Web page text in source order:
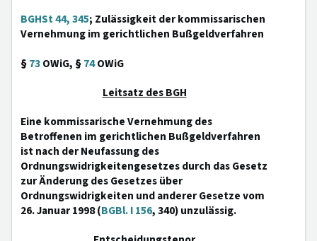
BGHSt 44, 345; Zulässigkeit der kommissarischen
Vernehmung im gerichtlichen Bußgeldverfahren
§73OWiG, §74OWiG
Leitsatz des BGH
Eine kommissarische Vernehmung des
Betroffenen im gerichtlichen Bußgeldverfahren
ist nach der Neufassung des
Ordnungswidrigkeitengesetzes durch das Gesetz
zur Änderung des Gesetzes über
Ordnungswidrigkeiten und anderer Gesetze vom
26. Januar 1998 (BGBl. I 156, 340) unzulässig.